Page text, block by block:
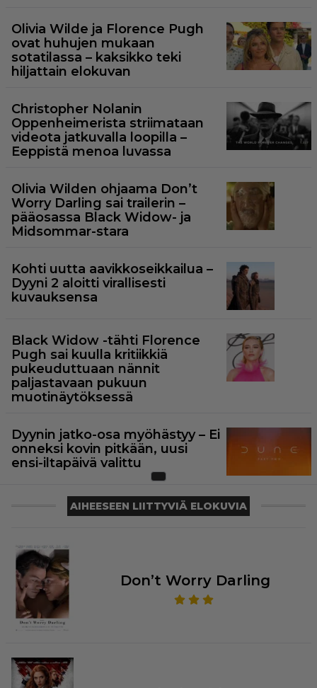
Olivia Wilde ja Florence Pugh
ovat huhujen mukaan
sotatilassa – kaksikko teki
hiljattain elokuvan
Christopher Nolanin
Oppenheimerista striimataan
videota jatkuvalla loopilla –
Eeppistä menoa luvassa
Olivia Wilden ohjaama Don’t
Worry Darling sai trailerin –
pääosassa Black Widow- ja
Midsommar-stara
Kohti uutta aavikkoseikkailua –
Dyyni 2 aloitti virallisesti
kuvauksensa
Black Widow -tähti Florence
Pugh sai kuulla kritiikkiä
pukeuduttuaan nännit
paljastavaan pukuun
muotinäytöksessä
Dyynin jatko-osa myöhästyy – Ei
onneksi kovin pitkään, uusi
ensi-iltapäivä valittu
AIHEESEEN LIITTYVIÄ ELOKUVIA
Don’t Worry Darling